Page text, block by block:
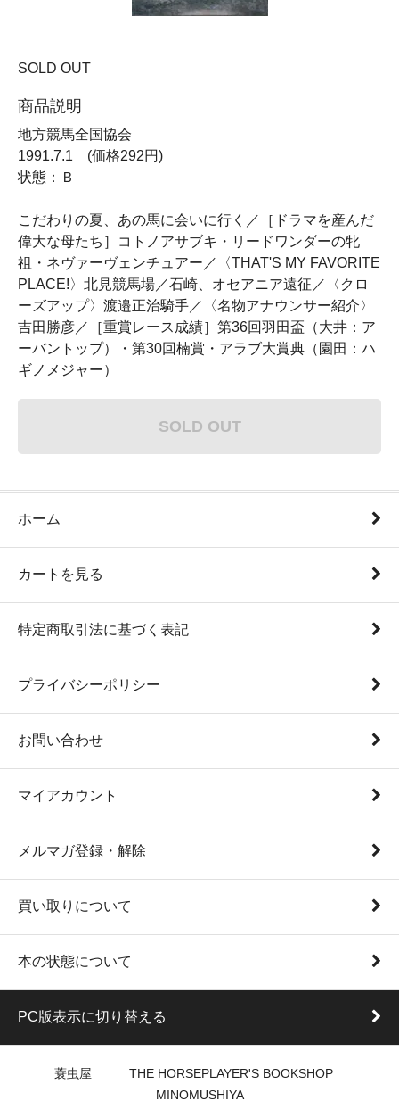
SOLD OUT
商品説明
地方競馬全国協会
1991.7.1 (価格292円)
状態：Ｂ
こだわりの夏、あの馬に会いに行く／［ドラマを産んだ
偉大な母たち］コトノアサブキ・リードワンダーの牝
祖・ネヴァーヴェンチュアー／〈THAT'S MY FAVORITE
PLACE!〉北見競馬場／石崎、オセアニア遠征／〈クロ
ーズアップ〉渡邉正治騎手／〈名物アナウンサー紹介〉
吉田勝彦／［重賞レース成績］第36回羽田盃（大井：ア
ーバントップ）・第30回楠賞・アラブ大賞典（園田：ハ
ギノメジャー）
SOLD OUT
ホーム
カートを見る
特定商取引法に基づく表記
プライバシーポリシー
お問い合わせ
マイアカウント
メルマガ登録・解除
買い取りについて
本の状態について
PC版表示に切り替える
蓑虫屋 THE HORSEPLAYER'S BOOKSHOP
MINOMUSHIYA